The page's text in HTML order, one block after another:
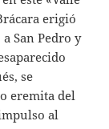
erigió
San Pedro y
se
eremita del
al